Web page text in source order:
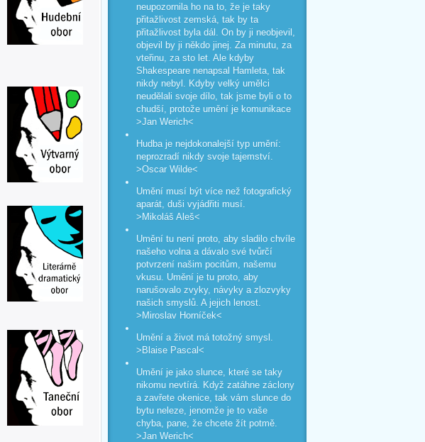
neupozornila ho na to, že je taky
přitažlivost zemská, tak by ta
přitažlivost byla dál. On by ji neobjevil,
objevil by ji někdo jinej. Za minutu, za
vteřinu, za sto let. Ale kdyby
Shakespeare nenapsal Hamleta, tak
nikdy nebyl. Kdyby velký umělci
neudělali svoje dílo, tak jsme byli o to
chudší, protože umění je komunikace
>Jan Werich<
Hudba je nejdokonalejší typ umění:
neprozradí nikdy svoje tajemství.
>Oscar Wilde<
Umění musí být více než fotografický
aparát, duši vyjádřiti musí.
>Mikoláš Aleš<
Umění tu není proto, aby sladilo chvíle
našeho volna a dávalo své tvůrčí
potvrzení našim pocitům, našemu
vkusu. Umění je tu proto, aby
narušovalo zvyky, návyky a zlozvyky
našich smyslů. A jejich lenost.
>Miroslav Horníček<
Umění a život má totožný smysl.
>Blaise Pascal<
Umění je jako slunce, které se taky
nikomu nevtírá. Když zatáhne záclony
a zavřete okenice, tak vám slunce do
bytu neleze, jenomže je to vaše
chyba, pane, že chcete žít potmě.
>Jan Werich<